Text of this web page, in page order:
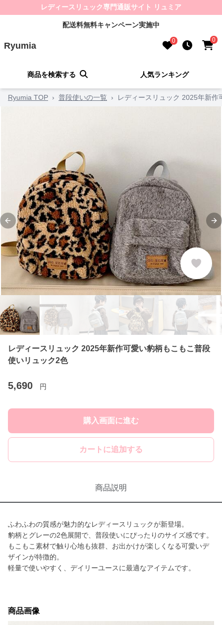
レディースリュック専門通販サイト リュミア
配送料無料キャンペーン実施中
Ryumia 0 0
商品を検索する 人気ランキング
Ryumia TOP › 普段使いの一覧 › レディースリュック 2025年新
Previous slide
レディースリュック 2025年新作可愛い豹柄もこもこ普段
使いリュック2色
5,690 円
購入画面に進む
カートに追加する
商品説明
ふわふわの質感が魅力的なレディースリュックが新登場。
豹柄とグレーの2色展開で、普段使いにぴったりのサイズ感です。
もこもこ素材で触り心地も抜群、お出かけが楽しくなる可愛いデ
ザインが特徴的。
軽量で使いやすく、デイリーユースに最適なアイテムです。
商品画像